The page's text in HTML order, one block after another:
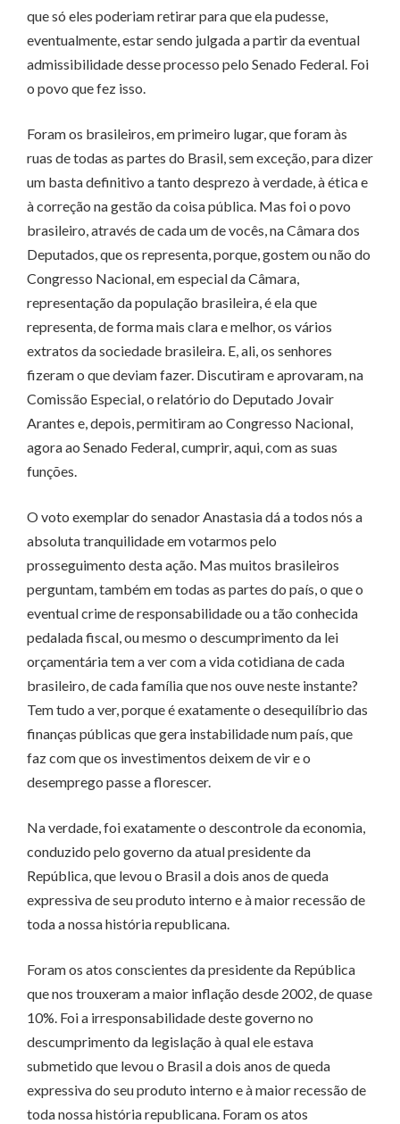
que só eles poderiam retirar para que ela pudesse,
eventualmente, estar sendo julgada a partir da eventual
admissibilidade desse processo pelo Senado Federal. Foi
o povo que fez isso.
Foram os brasileiros, em primeiro lugar, que foram às
ruas de todas as partes do Brasil, sem exceção, para dizer
um basta definitivo a tanto desprezo à verdade, à ética e
à correção na gestão da coisa pública. Mas foi o povo
brasileiro, através de cada um de vocês, na Câmara dos
Deputados, que os representa, porque, gostem ou não do
Congresso Nacional, em especial da Câmara,
representação da população brasileira, é ela que
representa, de forma mais clara e melhor, os vários
extratos da sociedade brasileira. E, ali, os senhores
fizeram o que deviam fazer. Discutiram e aprovaram, na
Comissão Especial, o relatório do Deputado Jovair
Arantes e, depois, permitiram ao Congresso Nacional,
agora ao Senado Federal, cumprir, aqui, com as suas
funções.
O voto exemplar do senador Anastasia dá a todos nós a
absoluta tranquilidade em votarmos pelo
prosseguimento desta ação. Mas muitos brasileiros
perguntam, também em todas as partes do país, o que o
eventual crime de responsabilidade ou a tão conhecida
pedalada fiscal, ou mesmo o descumprimento da lei
orçamentária tem a ver com a vida cotidiana de cada
brasileiro, de cada família que nos ouve neste instante?
Tem tudo a ver, porque é exatamente o desequilíbrio das
finanças públicas que gera instabilidade num país, que
faz com que os investimentos deixem de vir e o
desemprego passe a florescer.
Na verdade, foi exatamente o descontrole da economia,
conduzido pelo governo da atual presidente da
República, que levou o Brasil a dois anos de queda
expressiva de seu produto interno e à maior recessão de
toda a nossa história republicana.
Foram os atos conscientes da presidente da República
que nos trouxeram a maior inflação desde 2002, de quase
10%. Foi a irresponsabilidade deste governo no
descumprimento da legislação à qual ele estava
submetido que levou o Brasil a dois anos de queda
expressiva do seu produto interno e à maior recessão de
toda nossa história republicana. Foram os atos